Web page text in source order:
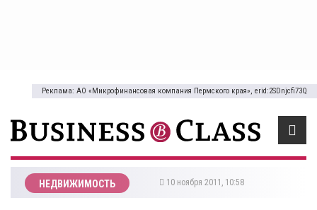
Реклама: АО «Микрофинансовая компания Пермского края», erid:2SDnjcfi73Q
НЕДВИЖИМОСТЬ 10 ноября 2011, 10:58